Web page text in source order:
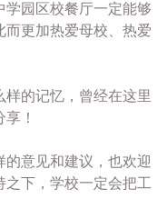
园区校餐厅一定能够
更加热爱母校、热爱
的记忆，曾经在这里
！
意见和建议，也欢迎
下，学校一定会把工